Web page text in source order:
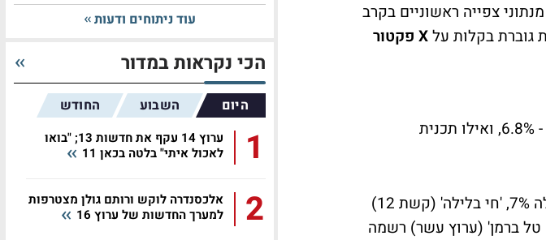
20.9% ל-18.2% - כך עולה מנתוני צפייה ראשוניים בקרב
X פקטור
(ערוץ עשר) שמרה על נתון דומה לזה של שלישי שעבר - 6.8%, ואילו תכנית
'היום בלילה עם גורי אלפי' (קשת 12) הניבה 8.8%, 'הצנרת' (רשת 13) קיבלה 7%, 'חי בלילה' (קשת 12)
(חדשות 2 ברשת) ניפקה 4.6%, 'הצינור עם טל ברמן' (ערוץ עשר) רשמה
עוד ניתוחים ודעות
הכי נקראות במדור
היום השבוע החודש
1
ערוץ 14 עקף את חדשות 13; "בואו
לאכול איתי" בלטה בכאן 11
2
אלכסנדרה לוקש ורותם גולן מצטרפות
למערך החדשות של ערוץ 16